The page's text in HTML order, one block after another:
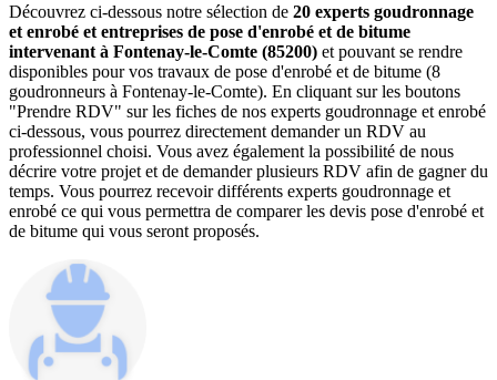
Découvrez ci-dessous notre sélection de 20 experts goudronnage
et enrobé et entreprises de pose d'enrobé et de bitume
intervenant à Fontenay-le-Comte (85200) et pouvant se rendre
disponibles pour vos travaux de pose d'enrobé et de bitume (8
goudronneurs à Fontenay-le-Comte). En cliquant sur les boutons
"Prendre RDV" sur les fiches de nos experts goudronnage et enrobé
ci-dessous, vous pourrez directement demander un RDV au
professionnel choisi. Vous avez également la possibilité de nous
décrire votre projet et de demander plusieurs RDV afin de gagner du
temps. Vous pourrez recevoir différents experts goudronnage et
enrobé ce qui vous permettra de comparer les devis pose d'enrobé et
de bitume qui vous seront proposés.